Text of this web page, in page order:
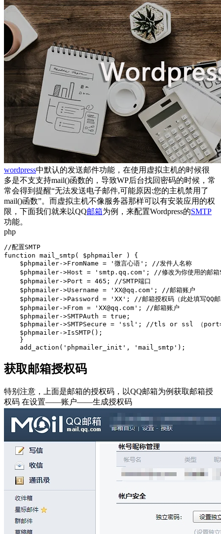
wordpress中默认的发送邮件功能，在使用虚拟主机的时候很
多是不支支持mail()函数的，导致WP后台找回密码的时候，常
常会得到提醒“无法发送电子邮件,可能原因:您的主机禁用了
mail()函数”。而虚拟主机不像服务器那样可以有安装应用的权
限，下面我们就来以QQ邮箱为例，来配置Wordpress的SMTP
功能。
php
//配置SMTP
function mail_smtp( $phpmailer ) {
    $phpmailer->FromName = '微言心语'; //发件人名称
$phpmailer->Host = 'smtp.qq.com'; //修改为你使用的邮箱
    $phpmailer->Port = 465; //SMTP端口
    $phpmailer->Username = 'XX@qq.com'; //邮箱账户
$phpmailer->Password = 'XX'; //邮箱授权码（此处填写QQ邮
    $phpmailer->From = 'XX@qq.com'; //邮箱账户
    $phpmailer->SMTPAuth = true;
$phpmailer->SMTPSecure = 'ssl'; //tls or ssl （
    $phpmailer->IsSMTP();
    }
    add_action('phpmailer_init', 'mail_smtp');
获取邮箱授权码
特别注意，上面是邮箱的授权码，以QQ邮箱为例获取邮箱授
权码 在设置——账户——生成授权码